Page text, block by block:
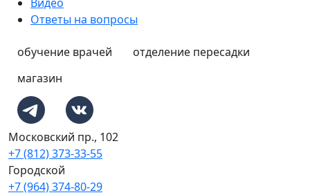
Ответы на вопросы
обучение врачей
отделение пересадки
магазин
Московский пр., 102
+7 (812) 373-33-55
Городской
+7 (964) 374-80-29